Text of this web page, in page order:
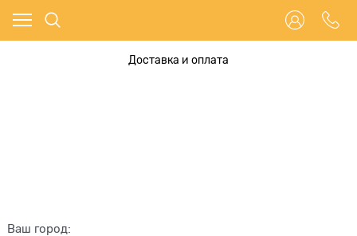
Доставка и оплата
Ваш город: